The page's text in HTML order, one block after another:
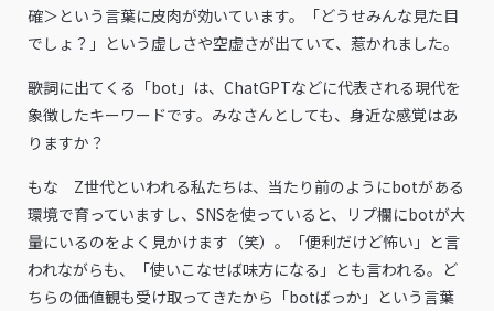
確＞という言葉に皮肉が効いています。「どうせみんな見た目
でしょ？」という虚しさや空虚さが出ていて、惹かれました。
――歌詞に出てくる「bot」は、ChatGPTなどに代表される現代を
象徴したキーワードです。みなさんとしても、身近な感覚はあ
りますか？
もな Z世代といわれる私たちは、当たり前のようにbotがある
環境で育っていますし、SNSを使っていると、リプ欄にbotが大
量にいるのをよく見かけます（笑）。「便利だけど怖い」と言
われながらも、「使いこなせば味方になる」とも言われる。ど
ちらの価値観も受け取ってきたから「botばっか」という言葉